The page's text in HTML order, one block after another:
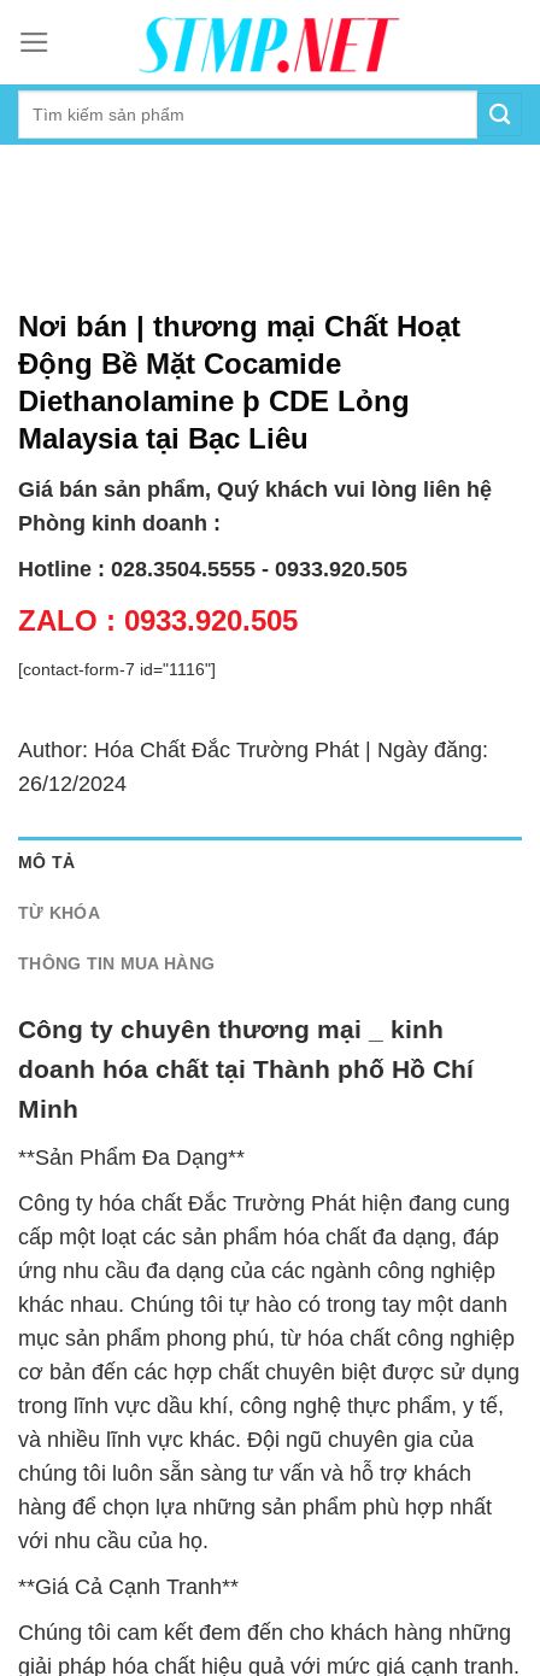
content
Nơi bán | thương mại Chất Hoạt
Động Bề Mặt Cocamide
Diethanolamine þ CDE Lỏng
Malaysia tại Bạc Liêu
Giá bán sản phẩm, Quý khách vui lòng liên hệ
Phòng kinh doanh :
Hotline : 028.3504.5555 - 0933.920.505
ZALO : 0933.920.505
[contact-form-7 id="1116"]
Author: Hóa Chất Đắc Trường Phát | Ngày đăng:
26/12/2024
MÔ TẢ
TỪ KHÓA
THÔNG TIN MUA HÀNG
Công ty chuyên thương mại _ kinh
doanh hóa chất tại Thành phố Hồ Chí
Minh
**Sản Phẩm Đa Dạng**
Công ty hóa chất Đắc Trường Phát hiện đang cung
cấp một loạt các sản phẩm hóa chất đa dạng, đáp
ứng nhu cầu đa dạng của các ngành công nghiệp
khác nhau. Chúng tôi tự hào có trong tay một danh
mục sản phẩm phong phú, từ hóa chất công nghiệp
cơ bản đến các hợp chất chuyên biệt được sử dụng
trong lĩnh vực dầu khí, công nghệ thực phẩm, y tế,
và nhiều lĩnh vực khác. Đội ngũ chuyên gia của
chúng tôi luôn sẵn sàng tư vấn và hỗ trợ khách
hàng để chọn lựa những sản phẩm phù hợp nhất
với nhu cầu của họ.
**Giá Cả Cạnh Tranh**
Chúng tôi cam kết đem đến cho khách hàng những
giải pháp hóa chất hiệu quả với mức giá cạnh tranh.